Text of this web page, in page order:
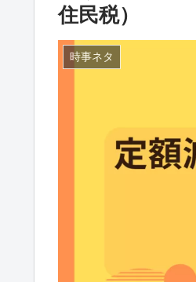
住民税）
時事ネタ